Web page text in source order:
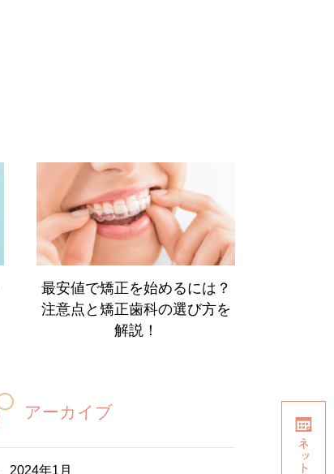
最安値で矯正を始めるには？
注意点と矯正歯科の選び方を
解説！
アーカイブ
2024年1月